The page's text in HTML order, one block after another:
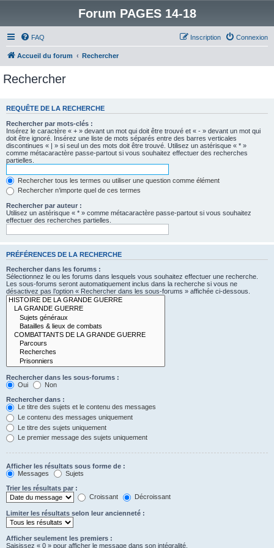
Forum PAGES 14-18
FAQ Connexion
Inscription
Accueil du forum Rechercher
Rechercher
REQUÊTE DE LA RECHERCHE
Rechercher par mots-clés :
Insérez le caractère « + » devant un mot qui doit être trouvé et « - » devant un mot qui
doit être ignoré. Insérez une liste de mots séparés entre des barres verticales
discontinues « | » si seul un des mots doit être trouvé. Utilisez un astérisque « * »
comme métacaractère passe-partout si vous souhaitez effectuer des recherches
partielles.
Rechercher tous les termes ou utiliser une question comme élément
Rechercher n’importe quel de ces termes
Rechercher par auteur :
Utilisez un astérisque « * » comme métacaractère passe-partout si vous souhaitez
effectuer des recherches partielles.
PRÉFÉRENCES DE LA RECHERCHE
Rechercher dans les forums :
Sélectionnez le ou les forums dans lesquels vous souhaitez effectuer une recherche.
Les sous-forums seront automatiquement inclus dans la recherche si vous ne
désactivez pas l’option « Rechercher dans les sous-forums » affichée ci-dessous.
Rechercher dans les sous-forums :
Oui
Non
Rechercher dans :
Le titre des sujets et le contenu des messages
Le contenu des messages uniquement
Le titre des sujets uniquement
Le premier message des sujets uniquement
Afficher les résultats sous forme de :
Messages
Sujets
Trier les résultats par :
Croissant
Décroissant
Limiter les résultats selon leur ancienneté :
Afficher seulement les premiers :
Saisissez « 0 » pour afficher le message dans son intégralité.